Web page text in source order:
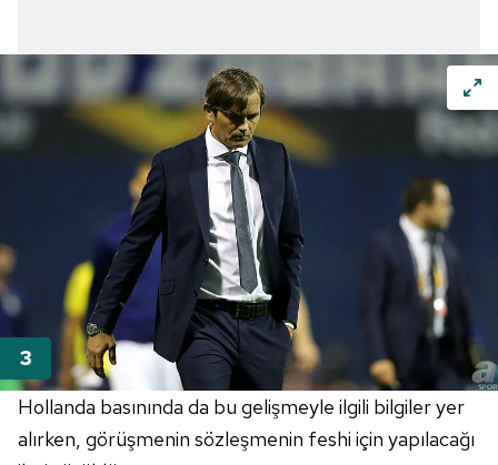
Hollanda basınında da bu gelişmeyle ilgili bilgiler yer
alırken, görüşmenin sözleşmenin feshi için yapılacağı